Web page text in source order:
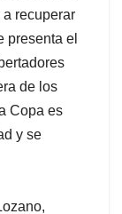
a recuperar
presenta el
de los
Copa es
y se